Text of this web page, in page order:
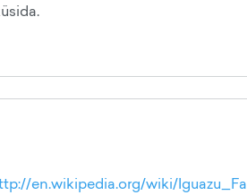
en.wikipedia.org/wiki/